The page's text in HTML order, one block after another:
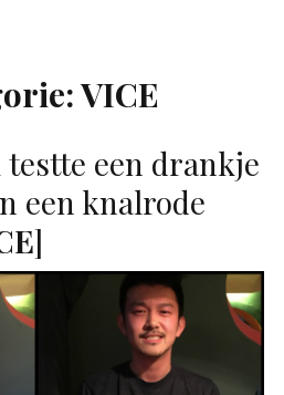
VICE
een drankje
een knalrode
]